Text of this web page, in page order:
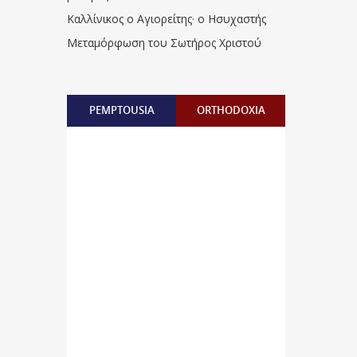
Καλλίνικος ο Αγιορείτης · ο Ησυχαστής
Μεταμόρφωση του Σωτήρος Χριστού
PEMPTOUSIA ORTHODOXIA